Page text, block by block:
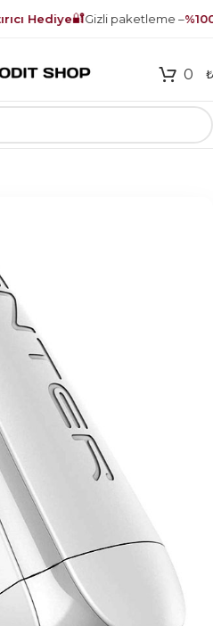
Hediye🔐Gizli paketleme –
0 ₺